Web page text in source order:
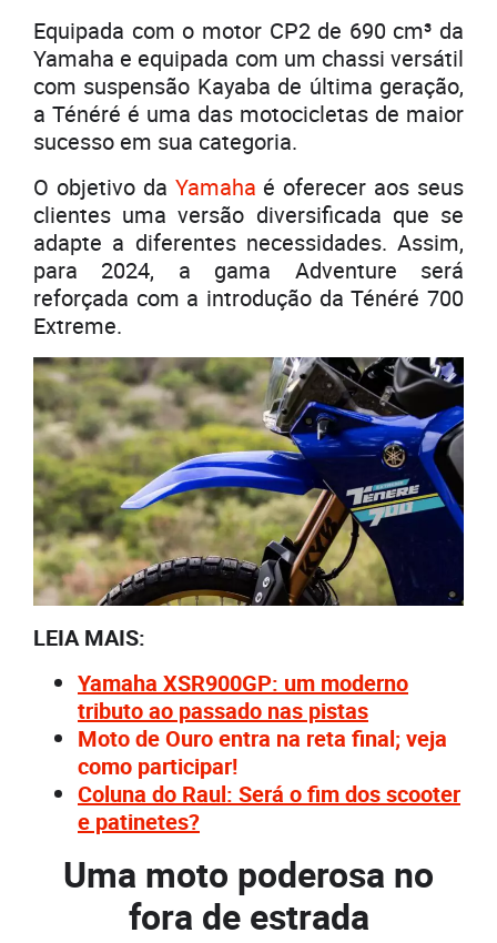
Equipada com o motor CP2 de 690 cm³ da
Yamaha e equipada com um chassi versátil
com suspensão Kayaba de última geração,
a Ténéré é uma das motocicletas de maior
sucesso em sua categoria.
O objetivo da Yamaha é oferecer aos seus
clientes uma versão diversificada que se
adapte a diferentes necessidades. Assim,
para 2024, a gama Adventure será
reforçada com a introdução da Ténéré 700
Extreme.
LEIA MAIS:
Yamaha XSR900GP: um moderno
tributo ao passado nas pistas
Moto de Ouro entra na reta final; veja
como participar!
Coluna do Raul: Será o fim dos scooter
e patinetes?
Uma moto poderosa no
fora de estrada